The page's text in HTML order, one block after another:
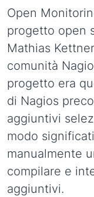
Open
progetto open
Mathias
comunità
progetto era
di Nagios
aggiuntivi
modo
manualmente
compilare e
aggiuntivi.